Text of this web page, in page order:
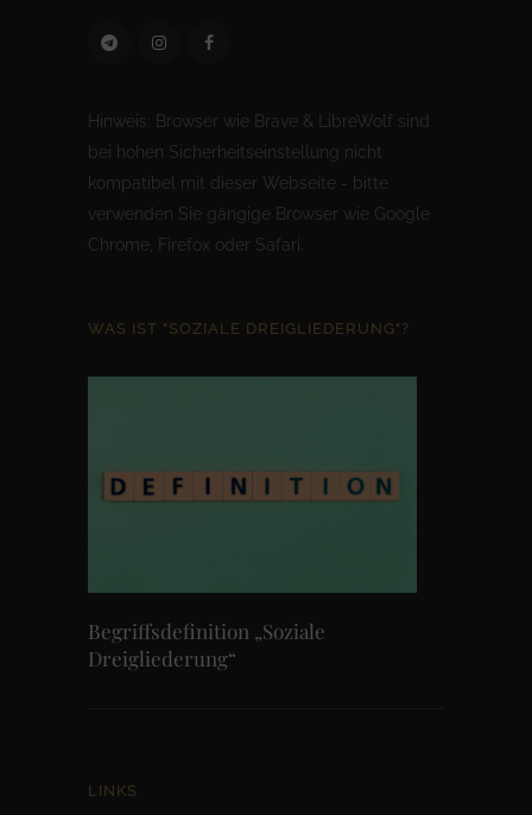
Hinweis: Browser wie Brave & LibreWolf sind
bei hohen Sicherheitseinstellung nicht
kompatibel mit dieser Webseite - bitte
verwenden Sie gängige Browser wie Google
Chrome, Firefox oder Safari.
WAS IST "SOZIALE DREIGLIEDERUNG"?
Begriffsdefinition „Soziale
Dreigliederung“
LINKS